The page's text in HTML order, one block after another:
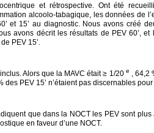
et rétrospective. Ont été
alcoolo-tabagique, les données de
et 15’ au diagnostic. Nous avons créé
avons décrit les résultats de PEV 60’, et
PEV 15’.
Alors que la MAVC était ≥ 1/20 e , 64,2
des PEV 15’ n’étaient pas discernables
que dans la NOCT les PEV sont
en faveur d’une NOCT.